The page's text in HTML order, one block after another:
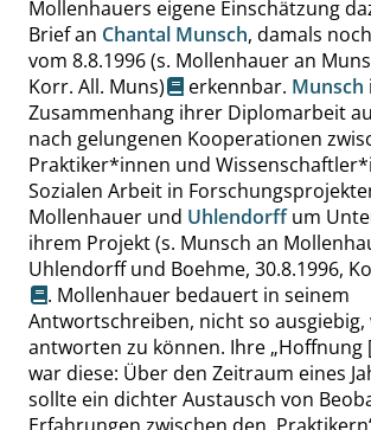
Mollenhauers eigene Einschätzung
Brief an Chantal Munsch, damals
vom 8.8.1996(s. Mollenhauer an
Korr. All. Muns)
erkennbar. Munsch
Zusammenhang ihrer Diplomarbeit
nach gelungenen Kooperationen
Praktiker*innen und
Sozialen Arbeit in
Mollenhauer und Uhlendorffum
ihrem Projekt(s. Munsch an
Uhlendorff und Boehme, 30.8.1996,
. Mollenhauer bedauert in seinem
Antwortschreiben, nicht so
antworten zu können. Ihre „Hoffnung
war diese: Über den Zeitraum eines
sollte ein dichter Austausch von